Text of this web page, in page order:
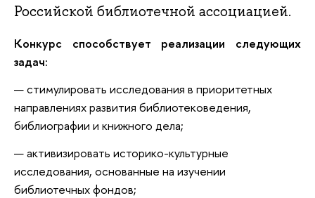
Российской библиотечной ассоциацией.
Конкурс способствует реализации следующих
задач:
стимулировать исследования в приоритетных
направлениях развития библиотековедения,
библиографии и книжного дела;
активизировать историко-культурные
исследования, основанные на изучении
библиотечных фондов;